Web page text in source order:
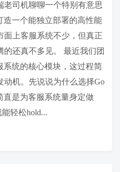
老司机聊聊一个特别有意思
一个能独立部署的高性能
面上客服系统不少，但真正
还真不多见。 最近我们团
系统的核心模块，这过程简
动机。先说说为什么选择Go
直是为客服系统量身定做
轻松hold...